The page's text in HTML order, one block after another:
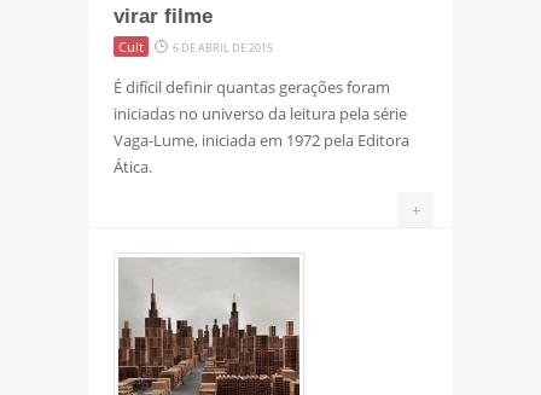
virar filme
Cult 6 DE ABRIL DE 2015
É difícil definir quantas gerações foram
iniciadas no universo da leitura pela série
Vaga-Lume, iniciada em 1972 pela Editora
Ática.
+